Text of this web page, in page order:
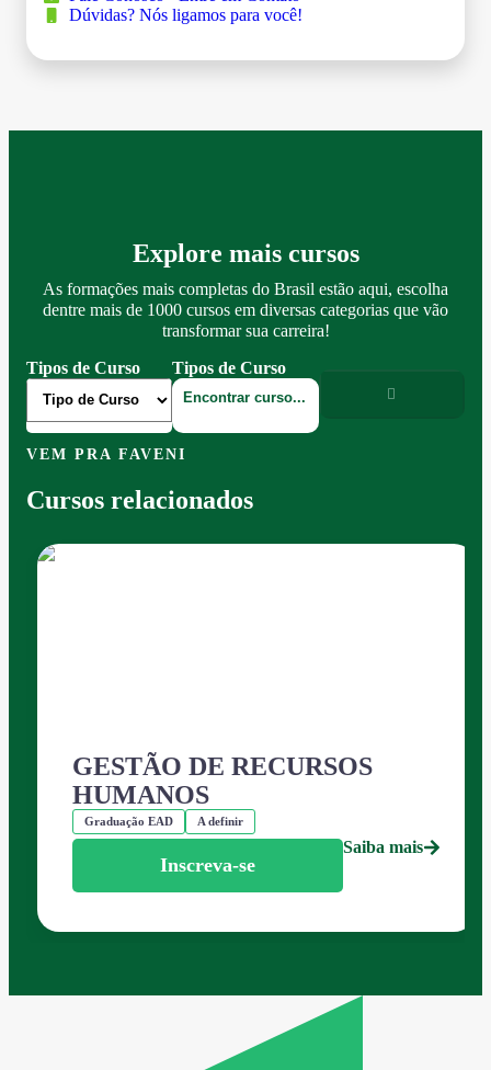
Dúvidas? Nós ligamos para você!
Explore mais cursos
As formações mais completas do Brasil estão aqui, escolha
dentre mais de 1000 cursos em diversas categorias que vão
transformar sua carreira!
Tipos de Curso
Tipos de Curso
VEM PRA FAVENI
Cursos relacionados
GESTÃO DE RECURSOS
HUMANOS
Graduação EAD A definir
Inscreva-se
Saiba mais